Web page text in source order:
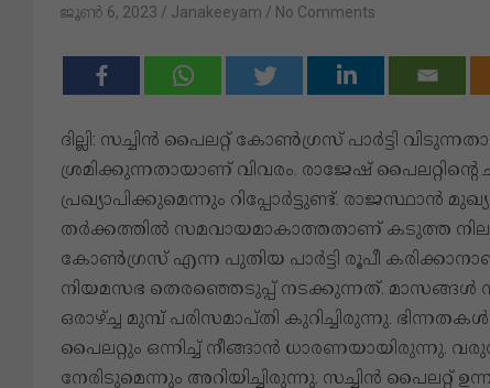
ജൂൺ 6, 2023 Janakeeyam No Comments
ദില്ലി: സച്ചിന്‍ പൈലറ്റ് കോണ്‍ഗ്രസ് പാർട്ടി
ശ്രമിക്കുന്നതായാണ് വിവരം. രാജേഷ്
പ്രഖ്യാപിക്കുമെന്നും റിപ്പോർട്ടുണ്ട്. രാജസ്ഥാൻ
തർക്കത്തില്‍ സമവായമാകാത്തതാണ് കടുത്ത
കോണ്‍ഗ്രസ് എന്ന പുതിയ പാര്‍ട്ടി രൂപീ
നിയമസഭ തെരഞ്ഞെടുപ്പ് നടക്കുന്നത്. മാസങ്ങൾ
ഒരാഴ്ച്ച മുമ്പ് പരിസമാപ്തി കുറിച്ചിരുന്നു.
പൈലറ്റും ഒന്നിച്ച് നീങ്ങാൻ ധാരണയായിരുന്നു.
നേരിടുമെന്നും അറിയിച്ചിരുന്നു. സച്ചിൻ പൈലറ്റ്